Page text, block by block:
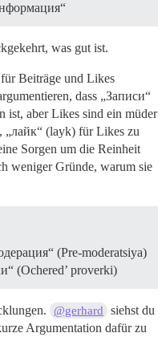
was gut ist.
Beiträge und Likes
dass „Записи“
ist, aber Likes sind ein müder
„лайк“ (layk) für Likes zu
Sorgen um die Reinheit
weniger Gründe, warum sie
(Pre-moderatsiya)
(Ochered’ proverki)
@gerhard
siehst du
Argumentation dafür zu